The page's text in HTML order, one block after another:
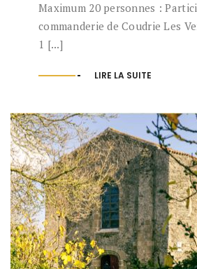
Maximum 20 personnes :
commanderie de Coudrie Les
1 [...]
LIRE LA SUITE